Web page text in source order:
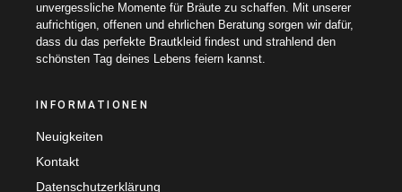
unvergessliche Momente für Bräute zu schaffen. Mit unserer
aufrichtigen, offenen und ehrlichen Beratung sorgen wir dafür,
dass du das perfekte Brautkleid findest und strahlend den
schönsten Tag deines Lebens feiern kannst.
INFORMATIONEN
Neuigkeiten
Kontakt
Datenschutzerklärung